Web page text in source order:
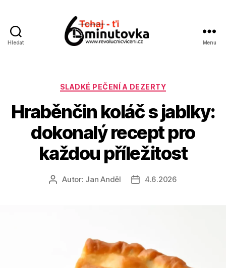
Hledat Menu
Rubriky
SLADKÉ PEČENÍ A DEZERTY
Hraběnčin koláč s jablky:
dokonalý recept pro
každou příležitost
AutorAutor: Jan Anděl
Datum
4.6.2026